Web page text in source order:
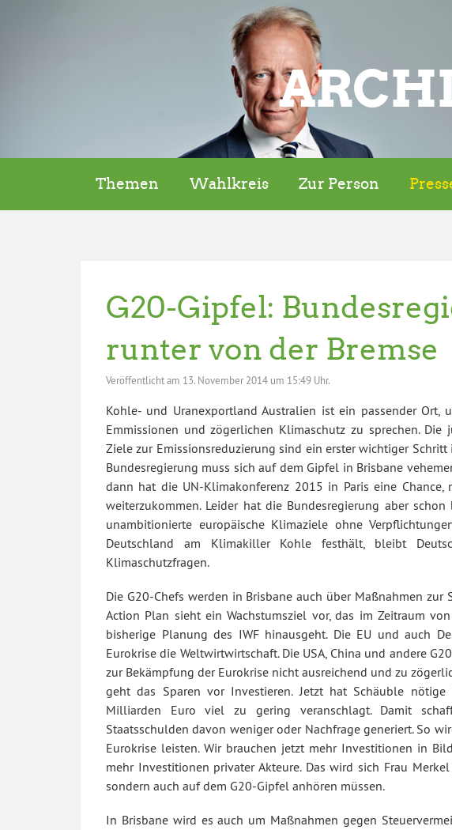
Themen Wahlkreis Zur Person
G20-Gipfel:
runter von der Bremse
Veröffentlicht am 13. November 2014 um 15:49 Uhr.
Kohle- und Uranexportland Australien ist ein passender Ort,
Emmissionen und zögerlichen Klimaschutz zu sprechen.
Ziele zur Emissionsreduzierung sind ein erster wichtiger
Bundesregierung muss sich auf dem Gipfel in Brisbane
dann hat die UN-Klimakonferenz 2015 in Paris eine
weiterzukommen. Leider hat die Bundesregierung aber
unambitionierte europäische Klimaziele ohne
Deutschland am Klimakiller Kohle festhält, bleibt
Klimaschutzfragen.
Die G20-Chefs werden in Brisbane auch über Maßnahmen zur
Action Plan sieht ein Wachstumsziel vor, das im Zeitraum
bisherige Planung des IWF hinausgeht. Die EU und auch
Eurokrise die Weltwirtwirtschaft. Die USA, China und andere
zur Bekämpfung der Eurokrise nicht ausreichend und zu
geht das Sparen vor Investieren. Jetzt hat Schäuble
Milliarden Euro viel zu gering veranschlagt. Damit
Staatsschulden davon weniger oder Nachfrage generiert. So
Eurokrise leisten. Wir brauchen jetzt mehr Investitionen in
mehr Investitionen privater Akteure. Das wird sich Frau
sondern auch auf dem G20-Gipfel anhören müssen.
In Brisbane wird es auch um Maßnahmen gegen